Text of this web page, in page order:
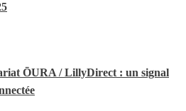
ŌURA / LillyDirect : un signal